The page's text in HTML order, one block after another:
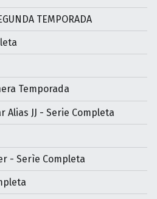
TEMPORADA
Temporada
Alias JJ - Serie Completa
- Serìe Completa